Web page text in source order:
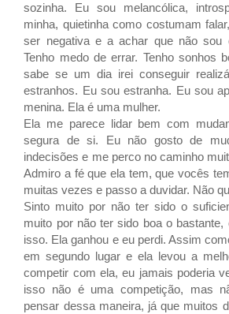
sozinha. Eu sou melancólica,
minha, quietinha como costumam
ser negativa e a achar que não sou
Tenho medo de errar. Tenho sonhos
sabe se um dia irei conseguir
estranhos. Eu sou estranha. Eu sou
menina. Ela é uma mulher.
Ela me parece lidar bem com
segura de si. Eu não gosto de
indecisões e me perco no caminho
Admiro a fé que ela tem, que vocês
muitas vezes e passo a duvidar. Não
Sinto muito por não ter sido o
muito por não ter sido boa o bastante,
isso. Ela ganhou e eu perdi. Assim
em segundo lugar e ela levou a
competir com ela, eu jamais poderia
isso não é uma competição, mas
pensar dessa maneira, já que muitos